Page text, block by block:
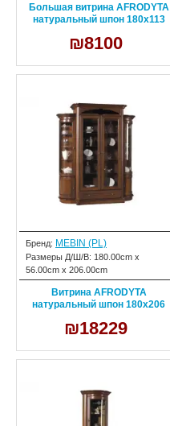
Большая витрина AFRODYTA
натуральный шпон 180х113
₪8100
Бренд: MEBIN (PL)
Размеры Д/Ш/В: 180.00cm x
56.00cm x 206.00cm
Витрина AFRODYTA
натуральный шпон 180х206
₪18229